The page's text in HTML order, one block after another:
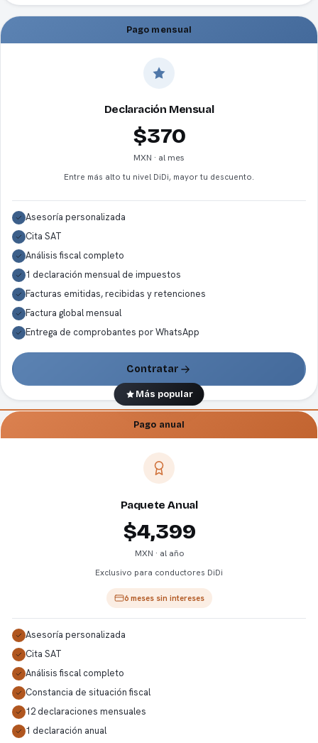
Pago mensual
Declaración Mensual
$370
MXN · al mes
Entre más alto tu nivel DiDi, mayor tu descuento.
Asesoría personalizada
Cita SAT
Análisis fiscal completo
1 declaración mensual de impuestos
Facturas emitidas, recibidas y retenciones
Factura global mensual
Entrega de comprobantes por WhatsApp
Contratar
Más popular
Pago anual
Paquete Anual
$4,399
MXN · al año
Exclusivo para conductores DiDi
6 meses sin intereses
Asesoría personalizada
Cita SAT
Análisis fiscal completo
Constancia de situación fiscal
12 declaraciones mensuales
1 declaración anual